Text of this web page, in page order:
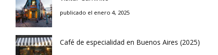
publicado el enero 4, 2025
Café de especialidad en Buenos Aires (2025)